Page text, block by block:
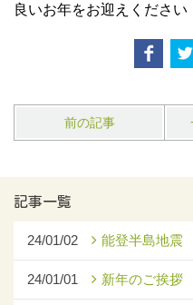
良いお年をお迎えください
前の記事
記事一覧
24/01/02 能登半島地震
24/01/01 新年のご挨拶